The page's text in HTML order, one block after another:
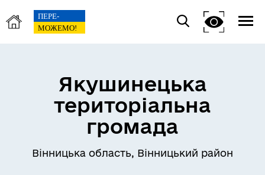
Якушинецька
територіальна
громада
Вінницька область, Вінницький район